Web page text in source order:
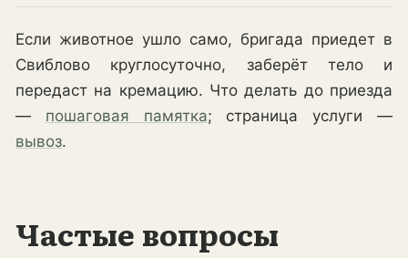
Если животное ушло само, бригада приедет в
Свиблово круглосуточно, заберёт тело и
передаст на кремацию. Что делать до приезда
— пошаговая памятка; страница услуги —
вывоз.
Частые вопросы